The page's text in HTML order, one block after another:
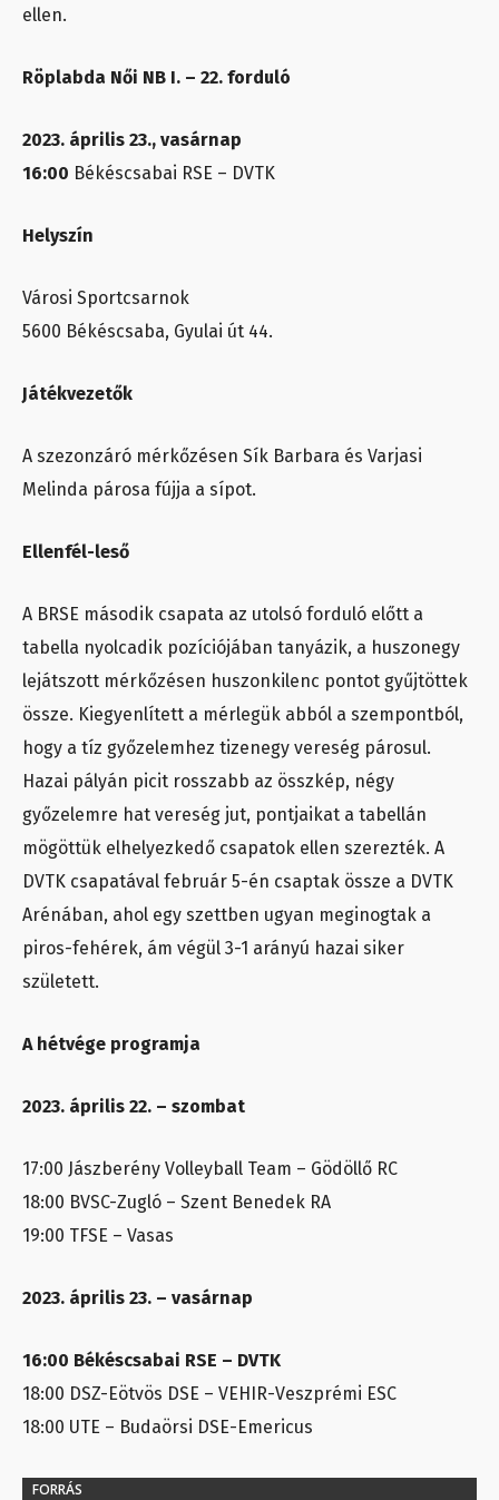
ellen.
Röplabda Női NB I. – 22. forduló
2023. április 23., vasárnap
16:00 Békéscsabai RSE – DVTK
Helyszín
Városi Sportcsarnok
5600 Békéscsaba, Gyulai út 44.
Játékvezetők
A szezonzáró mérkőzésen Sík Barbara és Varjasi
Melinda párosa fújja a sípot.
Ellenfél-leső
A BRSE második csapata az utolsó forduló előtt a
tabella nyolcadik pozíciójában tanyázik, a huszonegy
lejátszott mérkőzésen huszonkilenc pontot gyűjtöttek
össze. Kiegyenlített a mérlegük abból a szempontból,
hogy a tíz győzelemhez tizenegy vereség párosul.
Hazai pályán picit rosszabb az összkép, négy
győzelemre hat vereség jut, pontjaikat a tabellán
mögöttük elhelyezkedő csapatok ellen szerezték. A
DVTK csapatával február 5-én csaptak össze a DVTK
Arénában, ahol egy szettben ugyan meginogtak a
piros-fehérek, ám végül 3-1 arányú hazai siker
született.
A hétvége programja
2023. április 22. – szombat
17:00 Jászberény Volleyball Team – Gödöllő RC
18:00 BVSC-Zugló – Szent Benedek RA
19:00 TFSE – Vasas
2023. április 23. – vasárnap
16:00 Békéscsabai RSE – DVTK
18:00 DSZ-Eötvös DSE – VEHIR-Veszprémi ESC
18:00 UTE – Budaörsi DSE-Emericus
FORRÁS